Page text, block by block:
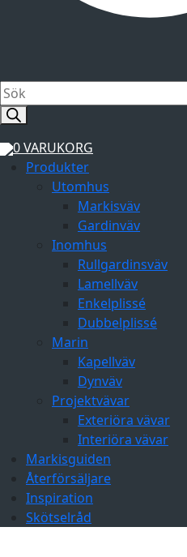
Products
search
0VARUKORG
Produkter
Utomhus
Markisväv
Gardinväv
Inomhus
Rullgardinsväv
Lamellväv
Enkelplissé
Dubbelplissé
Marin
Kapellväv
Dynväv
Projektvävar
Exteriöra vävar
Interiöra vävar
Markisguiden
Återförsäljare
Inspiration
Skötselråd